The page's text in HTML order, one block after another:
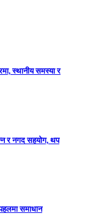
स्थानीय समस्या र
र नगद सहयोग, थप
समाधान